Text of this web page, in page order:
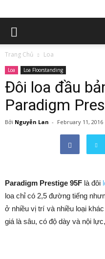
Trang Chủ Loa
Loa Loa Floorstanding
Đôi loa đầu
Paradigm
Bởi Nguyễn Lan - February 11, 2016
Paradigm Prestige 95F là đôi
loa chỉ có 2,5 đường tiếng
ở nhiều vị trí và nhiều loại
giá là sâu, có độ dày và nội